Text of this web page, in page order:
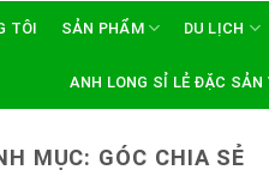
TÔI SẢN PHẨM DU LỊCH
ANH LONG SỈ LẺ ĐẶC SẢN
MỤC: GÓC CHIA SẺ